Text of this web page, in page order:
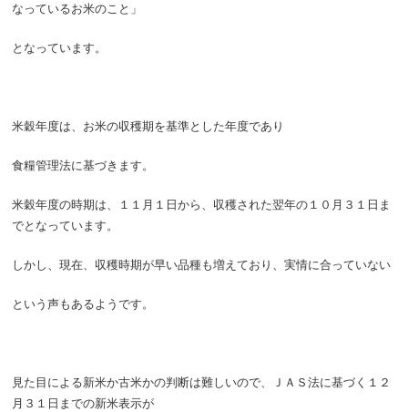
なっているお米のこと」
となっています。
米穀年度は、お米の収穫期を基準とした年度であり
食糧管理法に基づきます。
米穀年度の時期は、１１月１日から、収穫された翌年の１０月３１日ま
でとなっています。
しかし、現在、収穫時期が早い品種も増えており、実情に合っていない
という声もあるようです。
見た目による新米か古米かの判断は難しいので、ＪＡＳ法に基づく１２
月３１日までの新米表示が